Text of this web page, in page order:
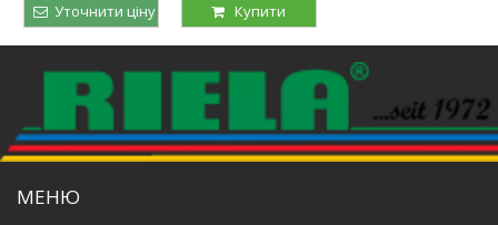
Уточнити ціну Купити
МЕНЮ